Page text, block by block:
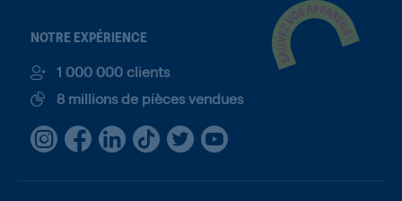
NOTRE EXPÉRIENCE
1 000 000 clients
8 millions de pièces vendues